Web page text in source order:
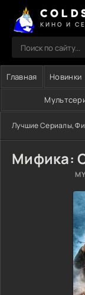
Главная Новинки
Лучшие Сериалы,
Мифика: